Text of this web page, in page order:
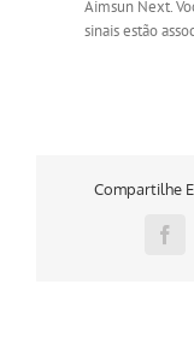
Aimsun Next.
sinais estão
Compartilhe